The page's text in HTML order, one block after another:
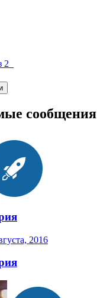
2
сообщения
2016